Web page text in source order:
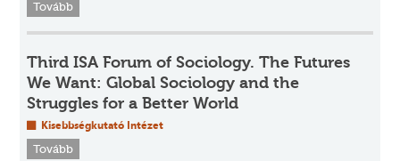
Tovább
Third ISA Forum of Sociology. The Futures
We Want: Global Sociology and the
Struggles for a Better World
Kisebbségkutató Intézet
Tovább